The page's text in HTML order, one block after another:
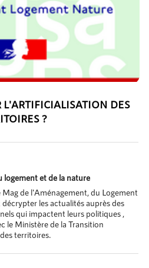
DES
?
logement et de la nature
de l'Aménagement, du Logement
les actualités auprès des
qui impactent leurs politiques ,
le Ministère de la Transition
territoires.